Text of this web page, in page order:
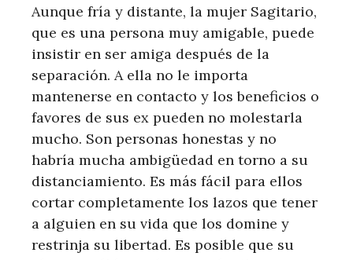
Aunque fría y distante, la mujer Sagitario,
que es una persona muy amigable, puede
insistir en ser amiga después de la
separación. A ella no le importa
mantenerse en contacto y los beneficios o
favores de sus ex pueden no molestarla
mucho. Son personas honestas y no
habría mucha ambigüedad en torno a su
distanciamiento. Es más fácil para ellos
cortar completamente los lazos que tener
a alguien en su vida que los domine y
restrinja su libertad. Es posible que su